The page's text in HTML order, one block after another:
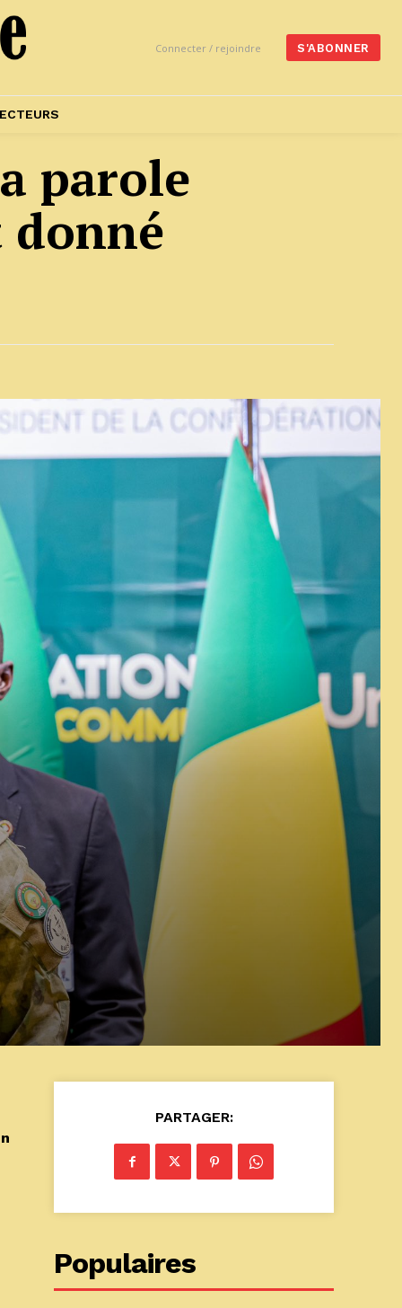
Connecter / rejoindre S'ABONNER
parole
PARTAGER:
Populaires